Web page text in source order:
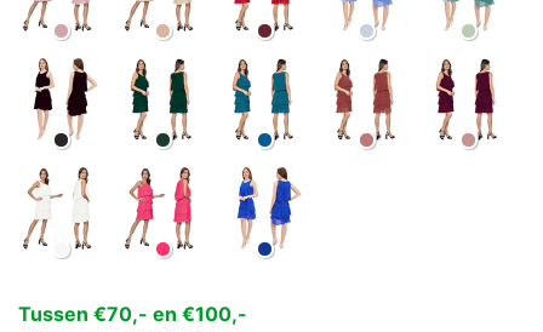
Tussen €70,- en €100,-